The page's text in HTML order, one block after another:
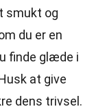
smukt og
du er en
finde glæde i
at give
dens trivsel.